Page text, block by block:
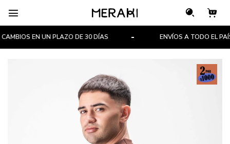

EN UN PLAZO DE 30 DÍAS ENVÍOS A TODO EL PAÍS